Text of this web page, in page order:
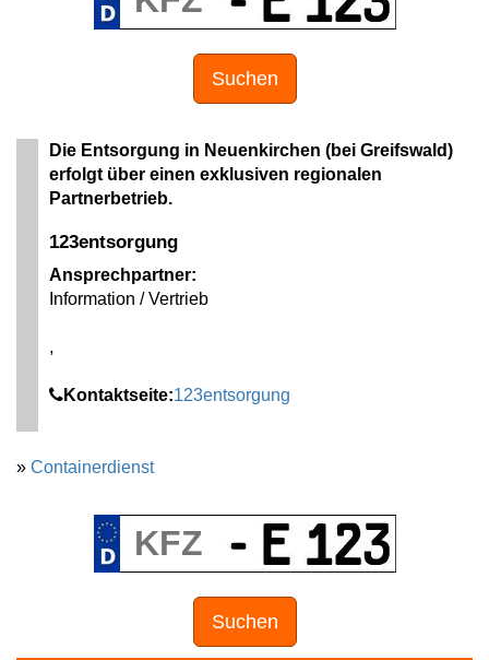
Suchen
Die Entsorgung in Neuenkirchen (bei Greifswald)
erfolgt über einen exklusiven regionalen
Partnerbetrieb.
123entsorgung
Ansprechpartner:
Information / Vertrieb
,
Kontaktseite:123entsorgung
» Containerdienst
Suchen